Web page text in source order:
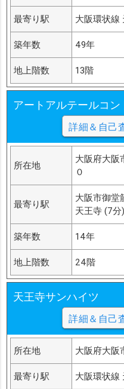
最寄り駅 大阪環状線
築年数 49年
地上階数 13階
アートアルテールコ
詳細＆自己
所在地
大阪府大阪
０
最寄り駅
大阪市御堂
天王寺 (7分)
築年数 14年
地上階数 24階
天王寺サンハイツ
詳細＆自己
所在地 大阪府大阪
最寄り駅 大阪環状線